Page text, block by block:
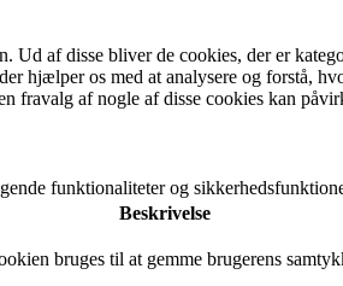
af disse bliver de cookies, der er
hjælper os med at analysere og forstå,
fravalg af nogle af disse cookies kan
funktionaliteter og
Beskrivelse
bruges til at gemme brugerens